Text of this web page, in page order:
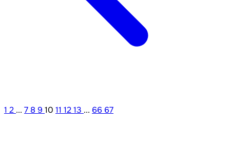
1 2 ... 7 8 9 10 11 1213 ... 66 67